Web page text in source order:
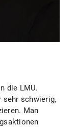
die LMU.
sehr schwierig,
Man